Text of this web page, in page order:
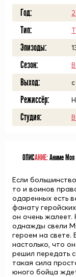
Год:
Тип:
Эпизоды:
Сезон:
Выход:
Режиссёр:
Студия:
ОПИСАНИЕ:Аниме Моя
Если
то и воинов
одаренных есть
фанату
он очень жалеет.
однажды свели
героем на свете.
настолько, что
решил передать
такая сила
юного бойца